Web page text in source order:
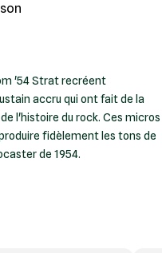
'54 Strat recréent
accru qui ont fait de la
l'histoire du rock. Ces micros
fidèlement les tons de
de 1954.